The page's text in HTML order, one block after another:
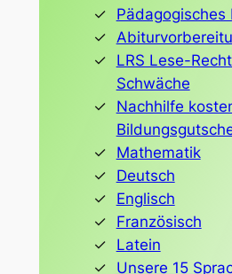
Pädagogisches
LRS Lese-
Schwäche
Nachhilfe
Mathematik
Deutsch
Englisch
Französisch
Latein
Unsere 15